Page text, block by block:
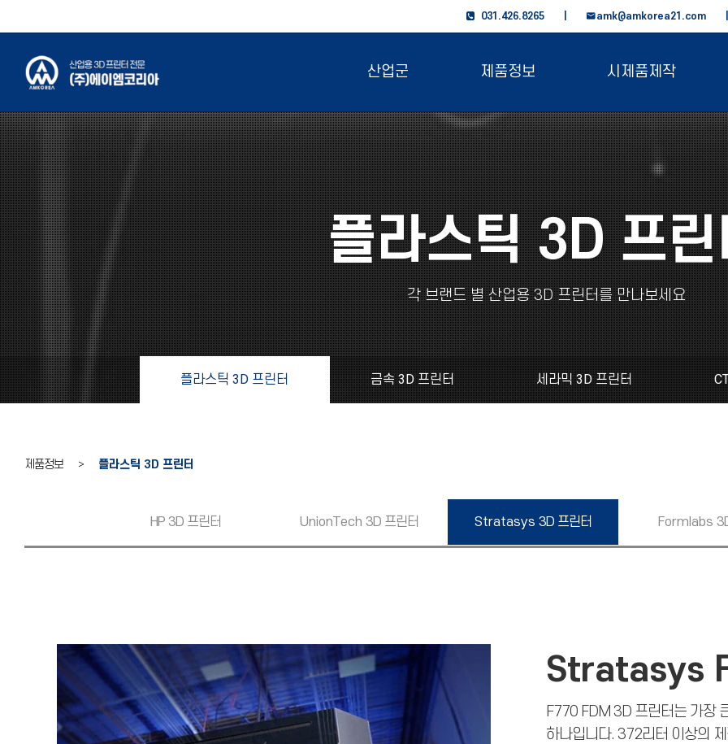
031.426.8265 | amk@amkorea21.com
산업군 제품정보 시제품제작
플라스틱 3D 프린
각 브랜드 별 산업용 3D 프린터를 만나보세요
플라스틱 3D 프린터 금속 3D 프린터 세라믹 3D 프린터
제품정보 > 플라스틱 3D 프린터
HP 3D 프린터 UnionTech 3D 프린터 Stratasys 3D 프린터 Formlabs
Stratasys
F770 FDM 3D 프린터는 가장
하나입니다. 372리터 이상의